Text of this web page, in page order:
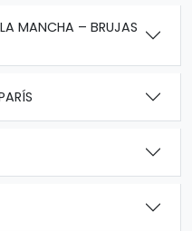
MANCHA – BRUJAS